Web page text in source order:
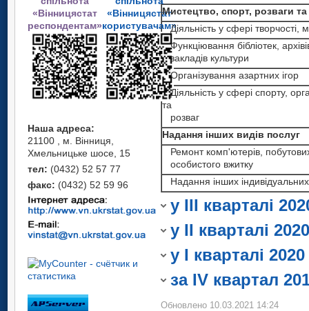
«Вінницястат
респондентам»
«Вінницястат
користувачам»
Наша адреса:
21100 , м. Вінниця,
Хмельницьке шосе, 15
тел: (0432) 52 57 77
факс: (0432) 52 59 96
Мистецтво, спорт, розваги та
Діяльність у сфері творчості,
Функціювання бібліотек,
закладів культури
Організування азартних ігор
Діяльність у сфері спорту,
та
розваг
Надання інших видів послуг
Ремонт комп'ютерів,
особистого вжитку
Надання інших
у III кварталі
Рекламна діяльність і
кон'юнктури ринку
Інша професійна, наукова та
технічна діяльність
Ветеринарна діяльність
Діяльність у сфері
адміністративного та
допоміжного
Освіта
Охорона здоров'я та
соціальної допомоги
Мистецтво, спорт, розваги
відпочинок
Надання інших видів послуг
у II кварталі
Охорона
та надання
соціальної
допомоги
Мистецтво,
розваги та
відпочинок
Надання
видів послуг
у I кварталі
Освіта
Охорона
та надання
соціальної
допомоги
Мистецтво,
розваги та
відпочинок
Надання
видів послуг
за IV квартал
діяльність
75
Діяльність у
сфері
адміністративного
та допоміжного
обслуговування
N
Освіта
P
Охорона здоров'я
та надання
соціальної
допомоги
Q
Мистецтво, спорт,
розваги та
відпочинок
R
Надання інших
видів послуг
к ‒ дані не
Закону України
інформації.
Обновлено 10.03.2021 14:24